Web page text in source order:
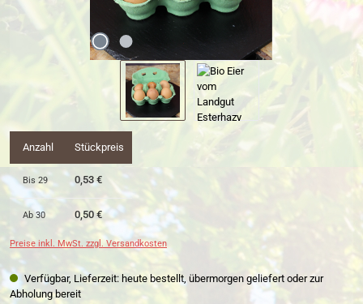
Anzahl Stückpreis
Bis 29 0,53 €
Ab 30 0,50 €
Preise inkl. MwSt. zzgl. Versandkosten
Verfügbar, Lieferzeit: heute bestellt, übermorgen geliefert oder zur
Abholung bereit